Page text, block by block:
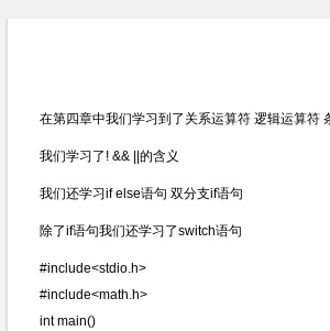
在第四章中我们学习到了关系运算符 逻辑运算符
我们学习了! && ||的含义
我们还学习if else语句 双分支if语句
除了if语句我们还学习了switch语句
#include<stdio.h>
#include<math.h>
int main()